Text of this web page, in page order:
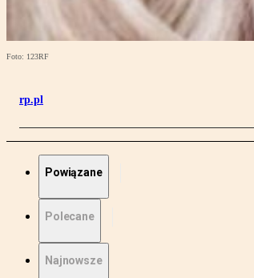
Foto: 123RF
rp.pl
Powiązane
Polecane
Najnowsze